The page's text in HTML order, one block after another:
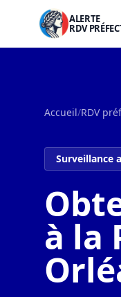
ALERTE
RDV
Accueil/RDV
Surveillance
à la